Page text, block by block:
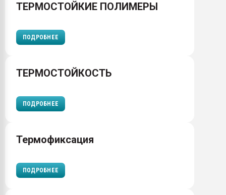
ТЕРМОСТОЙКИЕ ПОЛИМЕРЫ
ПОДРОБНЕЕ
ТЕРМОСТОЙКОСТЬ
ПОДРОБНЕЕ
Термофиксация
ПОДРОБНЕЕ